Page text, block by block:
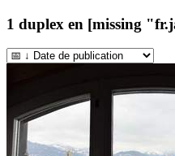
1 duplex en [missing